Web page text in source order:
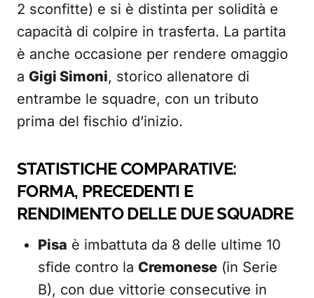
2 sconfitte) e si è distinta per solidità e
capacità di colpire in trasferta. La partita
è anche occasione per rendere omaggio
a Gigi Simoni, storico allenatore di
entrambe le squadre, con un tributo
prima del fischio d’inizio.
STATISTICHE COMPARATIVE:
FORMA, PRECEDENTI E
RENDIMENTO DELLE DUE SQUADRE
Pisa è imbattuta da 8 delle ultime 10
sfide contro la Cremonese (in Serie
B), con due vittorie consecutive in